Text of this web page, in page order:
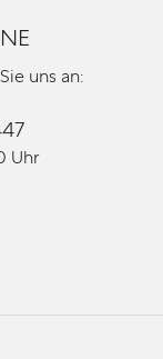
uns an:
Uhr